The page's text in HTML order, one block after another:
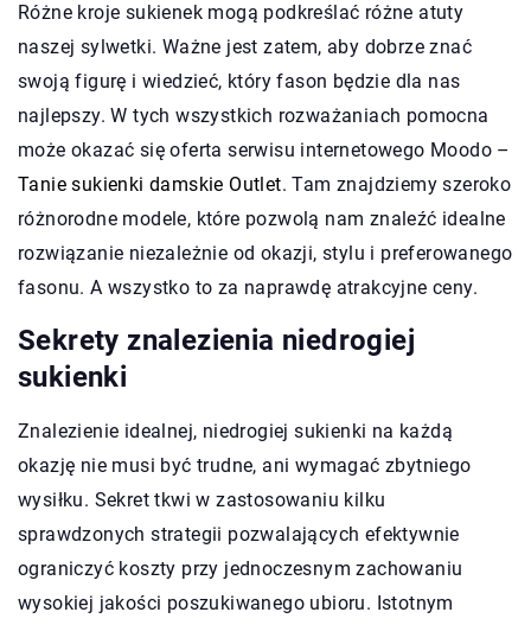
Różne kroje sukienek mogą podkreślać różne atuty
naszej sylwetki. Ważne jest zatem, aby dobrze znać
swoją figurę i wiedzieć, który fason będzie dla nas
najlepszy. W tych wszystkich rozważaniach pomocna
może okazać się oferta serwisu internetowego Moodo –
Tanie sukienki damskie Outlet. Tam znajdziemy szeroko
różnorodne modele, które pozwolą nam znaleźć idealne
rozwiązanie niezależnie od okazji, stylu i preferowanego
fasonu. A wszystko to za naprawdę atrakcyjne ceny.
Sekrety znalezienia niedrogiej
sukienki
Znalezienie idealnej, niedrogiej sukienki na każdą
okazję nie musi być trudne, ani wymagać zbytniego
wysiłku. Sekret tkwi w zastosowaniu kilku
sprawdzonych strategii pozwalających efektywnie
ograniczyć koszty przy jednoczesnym zachowaniu
wysokiej jakości poszukiwanego ubioru. Istotnym